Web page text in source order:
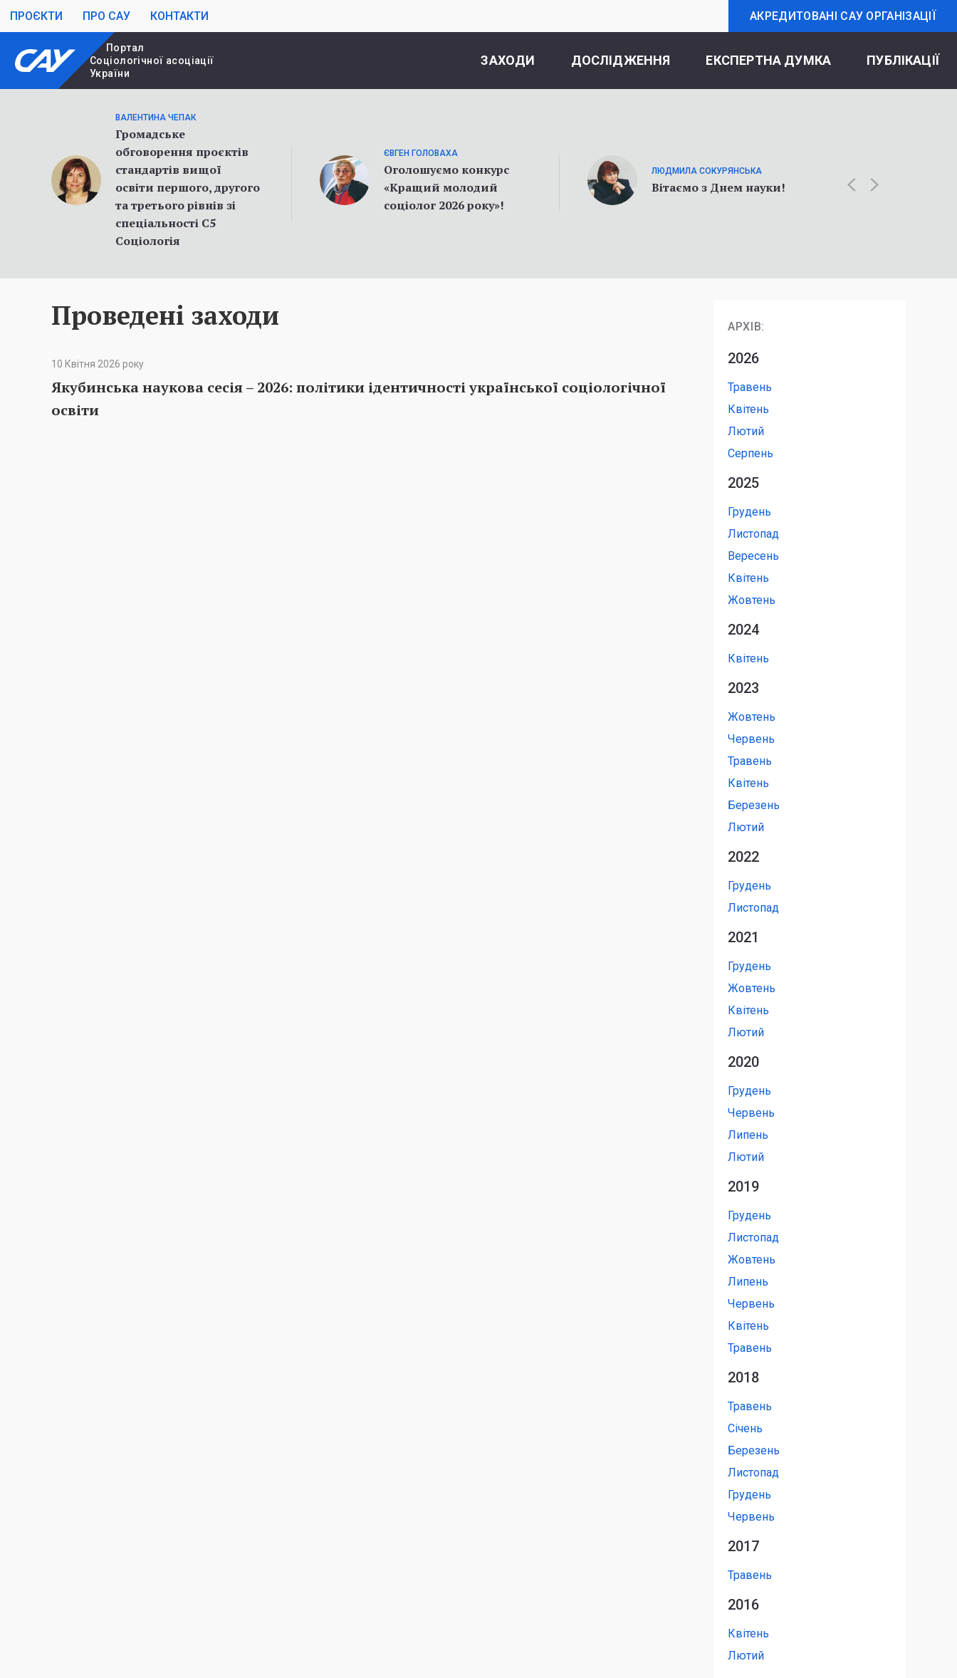
ПРОЄКТИ ПРО САУ КОНТАКТИ АКРЕДИТОВАНІ САУ ОРГАНІЗАЦІЇ
Портал
Cоціологічної асоціації
України
ЗАХОДИ ДОСЛІДЖЕННЯ ЕКСПЕРТНА ДУМКА ПУБЛІКАЦІЇ
ВАЛЕНТИНА ЧЕПАК
Громадське
обговорення проєктів
стандартів вищої
освіти першого, другого
та третього рівнів зі
спеціальності С5
Соціологія
ЄВГЕН ГОЛОВАХА
Оголошуємо конкурс
«Кращий молодий
соціолог 2026 року»!
ЛЮДМИЛА СОКУРЯНСЬКА
Вітаємо з Днем науки!
Проведені заходи
10 Квітня 2026 року
Якубинська наукова сесія – 2026: політики ідентичності української соціологічної
освіти
АРХІВ:
2026
Травень
Квітень
Лютий
Серпень
2025
Грудень
Листопад
Вересень
Квітень
Жовтень
2024
Квітень
2023
Жовтень
Червень
Травень
Квітень
Березень
Лютий
2022
Грудень
Листопад
2021
Грудень
Жовтень
Квітень
Лютий
2020
Грудень
Червень
Липень
Лютий
2019
Грудень
Листопад
Жовтень
Липень
Червень
Квітень
Травень
2018
Травень
Січень
Березень
Листопад
Грудень
Червень
2017
Травень
2016
Квітень
Лютий